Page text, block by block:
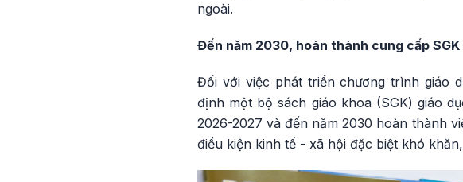
ngoài.
Đến năm 2030, hoàn thành cung cấp
Đối với việc phát triển chương trình giáo
định một bộ sách giáo khoa (SGK) giáo
2026-2027 và đến năm 2030 hoàn thành
điều kiện kinh tế - xã hội đặc biệt khó